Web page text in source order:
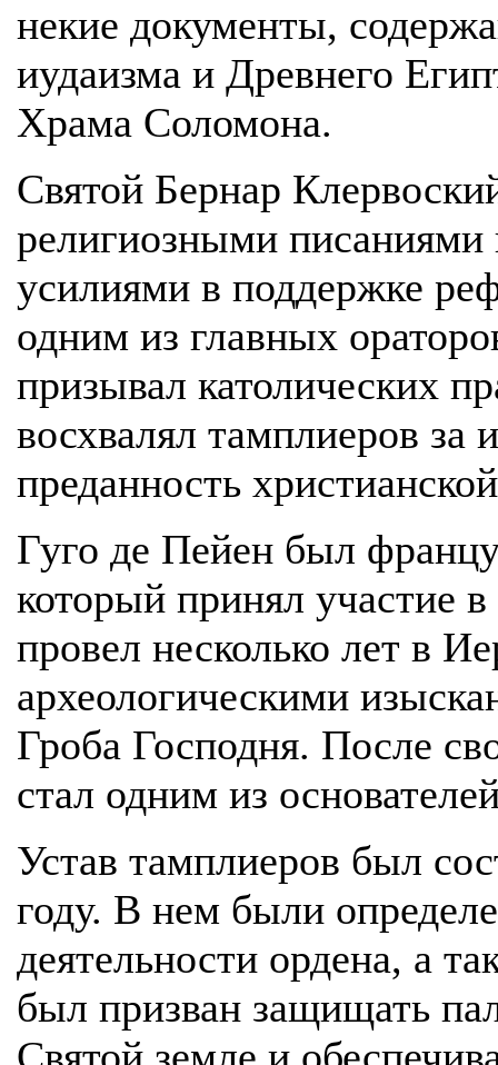
некие документы,
иудаизма и Древнего
Храма Соломона.
Святой Бернар
религиозными
усилиями в поддержке
одним из главных
призывал католических
восхвалял тамплиеров за
преданность
Гуго де Пейен был
который принял участие
провел несколько лет в
археологическими
Гроба Господня. После
стал одним из
Устав тамплиеров был
году. В нем были
деятельности ордена, а
был призван защищать